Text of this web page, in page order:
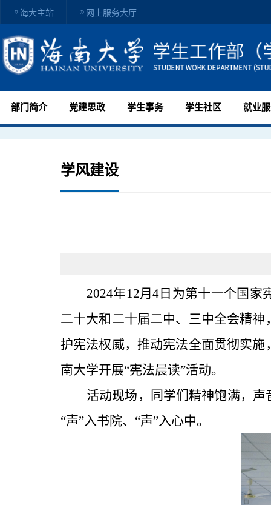
海大主站 网上服务大厅
部门简介 党建思政 学生事务 学生社区 就业
学风建设
2024年12月4日为第十一个国
二十大和二十届二中、三中全会精
护宪法权威，推动宪法全面贯彻实
南大学开展“宪法晨读”活动。
活动现场，同学们精神饱满，
“声”入书院、“声”入心中。